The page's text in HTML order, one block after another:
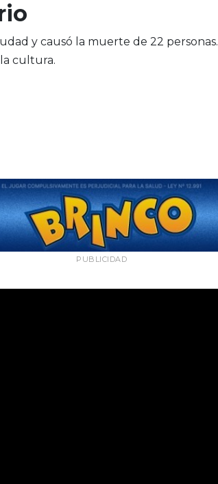
y causó la muerte de 22 personas.
cultura.
PUBLICIDAD